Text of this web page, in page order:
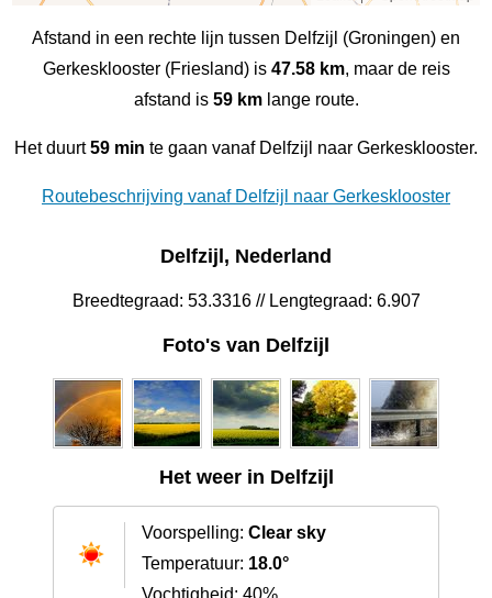
Afstand in een rechte lijn tussen Delfzijl (Groningen) en
Gerkesklooster (Friesland) is 47.58 km, maar de reis
afstand is 59 kmlange route.
Het duurt59 min te gaan vanaf Delfzijl naar Gerkesklooster.
Routebeschrijving vanaf Delfzijl naar Gerkesklooster
Delfzijl, Nederland
Breedtegraad: 53.3316 // Lengtegraad: 6.907
Foto's van Delfzijl
Het weer in Delfzijl
Voorspelling: Clear sky
Temperatuur: 18.0°